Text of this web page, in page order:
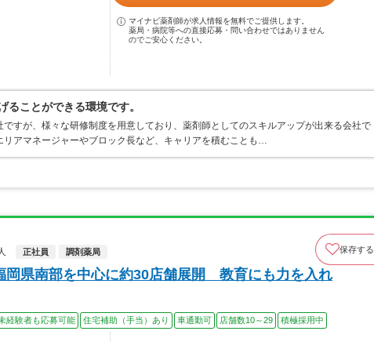
マイナビ薬剤師が求人情報を無料でご提供します。
薬局・病院等への直接応募・問い合わせではありません
のでご安心ください。
ることができる環境です。
ですが、様々な研修制度を用意しており、薬剤師としてのスキルアップが出来る会社で
アマネージャーやブロック長など、キャリアを積むことも…
正社員 調剤薬局 保存する
岡県南部を中心に約30店舗展開 教育にも力を入れ
経験者も応募可能 住宅補助（手当）あり 車通勤可 店舗数10～29 積極採用中